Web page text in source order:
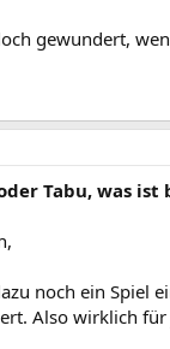
gewundert,
Tabu, was ist
noch ein Spiel
Also wirklich